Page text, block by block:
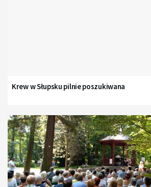
Krew w Słupsku pilnie poszukiwana